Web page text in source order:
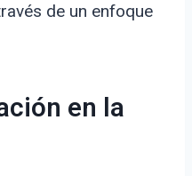
de un enfoque
en la